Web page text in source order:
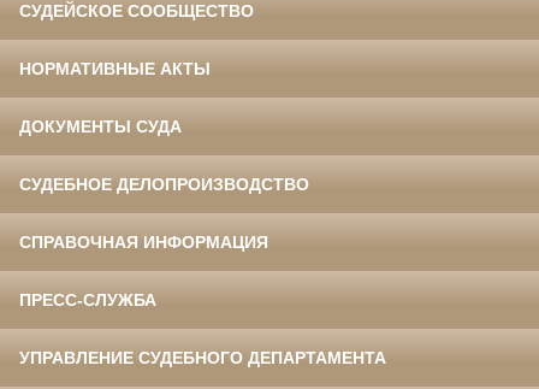
СУДЕЙСКОЕ СООБЩЕСТВО
НОРМАТИВНЫЕ АКТЫ
ДОКУМЕНТЫ СУДА
СУДЕБНОЕ ДЕЛОПРОИЗВОДСТВО
СПРАВОЧНАЯ ИНФОРМАЦИЯ
ПРЕСС-СЛУЖБА
УПРАВЛЕНИЕ СУДЕБНОГО ДЕПАРТАМЕНТА